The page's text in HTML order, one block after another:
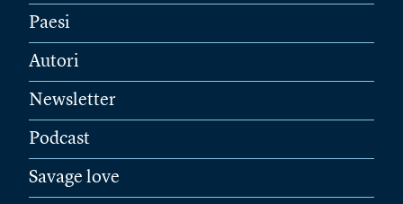
Paesi
Autori
Newsletter
Podcast
Savage love